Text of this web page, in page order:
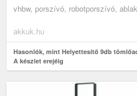
vhbw, porszívó, robotporszívó,
akkuk.hu
Hasonlók, mint Helyettesítő 9db
A készlet erejéig